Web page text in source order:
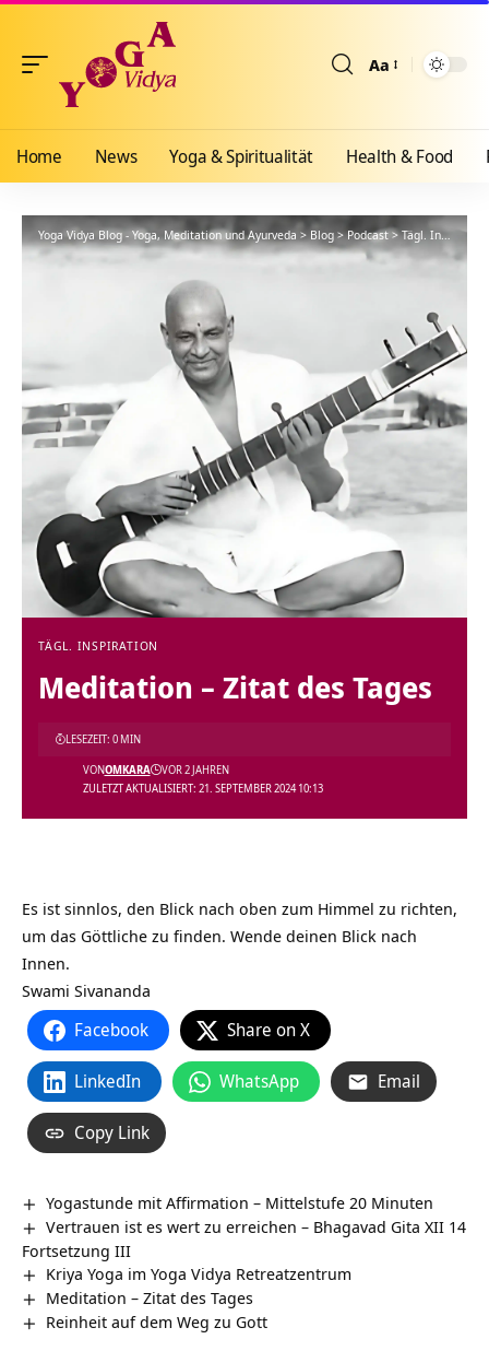
Aa
Home News Yoga & Spiritualität Health & Food
Yoga Vidya Blog - Yoga, Meditation und Ayurveda >Blog>Podcast>Tägl. Inspiration
TÄGL. INSPIRATION
Meditation – Zitat des Tages
ZULETZT AKTUALISIERT: 21. SEPTEMBER 2024 10:13
VONOMKARA VOR 2 JAHREN
LESEZEIT: 0 MIN
Es ist sinnlos, den Blick nach oben zum Himmel zu richten,
um das Göttliche zu finden. Wende deinen Blick nach
Innen.
Swami Sivananda
Facebook Share on X
LinkedIn WhatsApp Email
Copy Link
Yogastunde mit Affirmation – Mittelstufe 20 Minuten
Vertrauen ist es wert zu erreichen – Bhagavad Gita XII 14
Fortsetzung III
Kriya Yoga im Yoga Vidya Retreatzentrum
Meditation – Zitat des Tages
Reinheit auf dem Weg zu Gott